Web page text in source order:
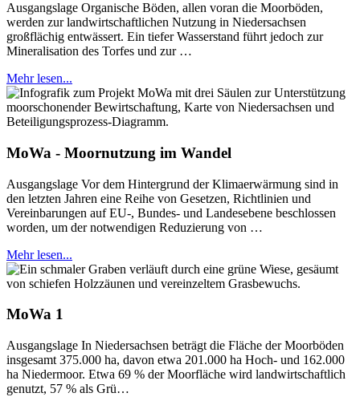
Ausgangslage Organische Böden, allen voran die Moorböden,
werden zur landwirtschaftlichen Nutzung in Niedersachsen
großflächig entwässert. Ein tiefer Wasserstand führt jedoch zur
Mineralisation des Torfes und zur …
Mehr lesen...
MoWa - Moornutzung im Wandel
Ausgangslage Vor dem Hintergrund der Klimaerwärmung sind in
den letzten Jahren eine Reihe von Gesetzen, Richtlinien und
Vereinbarungen auf EU-, Bundes- und Landesebene beschlossen
worden, um der notwendigen Reduzierung von …
Mehr lesen...
MoWa 1
Ausgangslage In Niedersachsen beträgt die Fläche der Moorböden
insgesamt 375.000 ha, davon etwa 201.000 ha Hoch- und 162.000
ha Niedermoor. Etwa 69 % der Moorfläche wird landwirtschaftlich
genutzt, 57 % als Grü…